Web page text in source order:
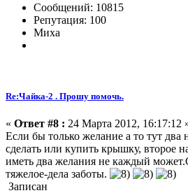
Сообщений: 10815
Репутация: 100
Миха
Re:Чайка-2 . Прошу помочь.
« Ответ #8 : 24 Марта 2012, 16:17:12
Если бы только желание а то тут
сделать или купить крышку, второе
иметь два желания не каждый
тяжелое-дела заботы.
Записан